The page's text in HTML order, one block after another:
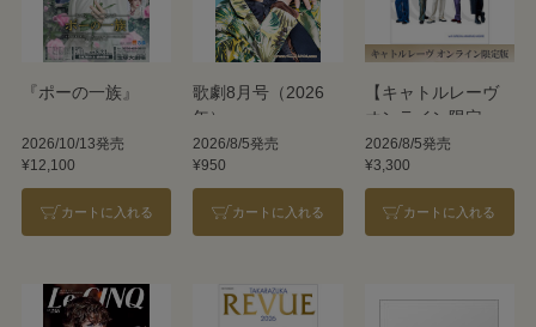
『ポーの一族』
2026/10/13発売
¥12,100
カートに入れる
歌劇8月号（2026
年）
2026/8/5発売
¥950
カートに入れる
【キャトルレーヴ
オンライン限定
版】TAKARAZUKA
REVUE 2026
2026/8/5発売
¥3,300
カートに入れる